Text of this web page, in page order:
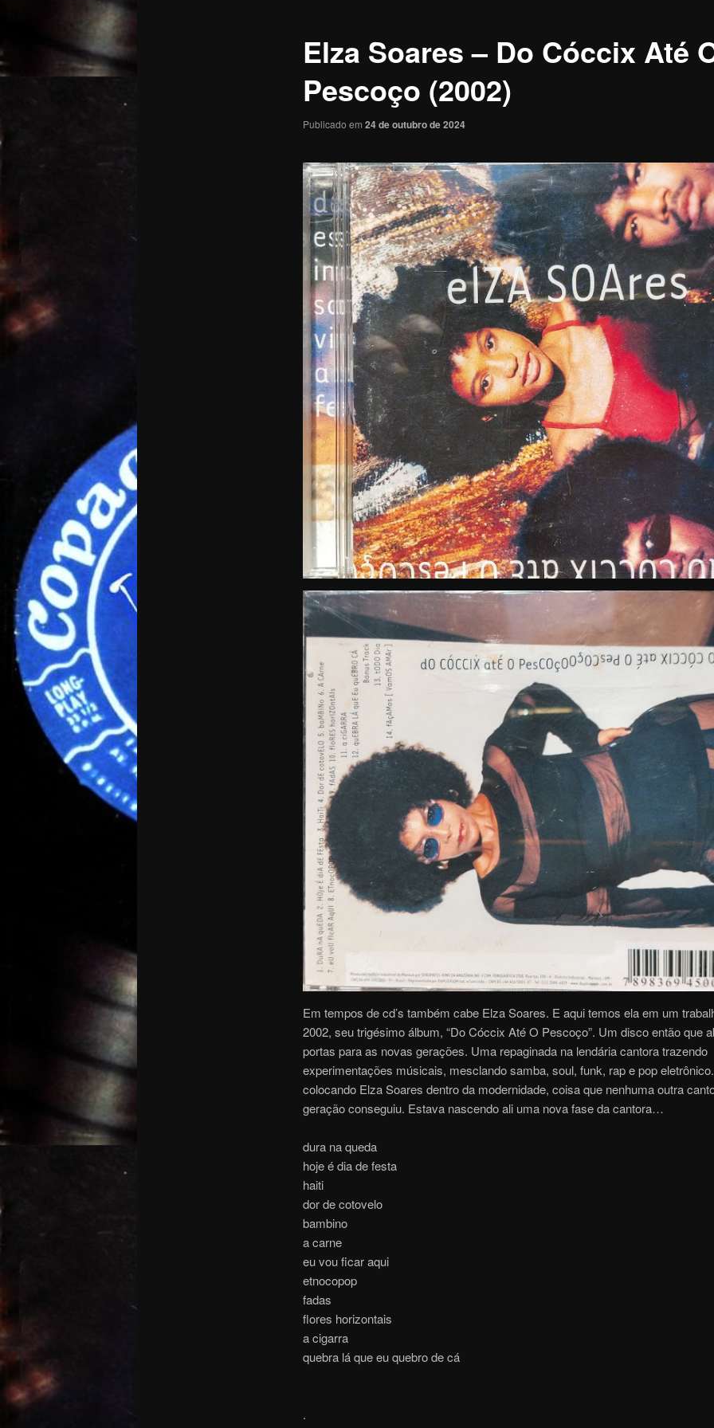
Elza Soares – Do Cóccix Até
Pescoço (2002)
Publicado em 24 de outubro de 2024
Em tempos de cd’s também cabe Elza Soares. E aqui temos ela em um
2002, seu trigésimo álbum, “Do Cóccix Até O Pescoço”. Um disco então que
portas para as novas gerações. Uma repaginada na lendária cantora trazendo
experimentações músicais, mesclando samba, soul, funk, rap e pop
colocando Elza Soares dentro da modernidade, coisa que nenhuma outra
geração conseguiu. Estava nascendo ali uma nova fase da cantora…
dura na queda
hoje é dia de festa
haiti
dor de cotovelo
bambino
a carne
eu vou ficar aqui
etnocopop
fadas
flores horizontais
a cigarra
quebra lá que eu quebro de cá
.